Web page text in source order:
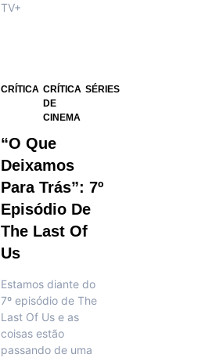
TV+
CRÍTICA CRÍTICA
DE
CINEMA
SÉRIES
“O Que
Deixamos
Para Trás”: 7º
Episódio De
The Last Of
Us
Estamos diante do
7º episódio de The
Last Of Us e as
coisas estão
passando de uma